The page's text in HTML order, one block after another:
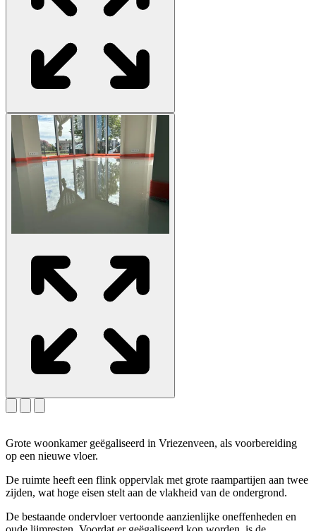
Grote woonkamer geëgaliseerd in Vriezenveen, als voorbereiding
op een nieuwe vloer.
De ruimte heeft een flink oppervlak met grote raampartijen aan twee
zijden, wat hoge eisen stelt aan de vlakheid van de ondergrond.
De bestaande ondervloer vertoonde aanzienlijke oneffenheden en